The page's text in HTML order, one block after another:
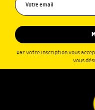
Par votre inscription vous
vous